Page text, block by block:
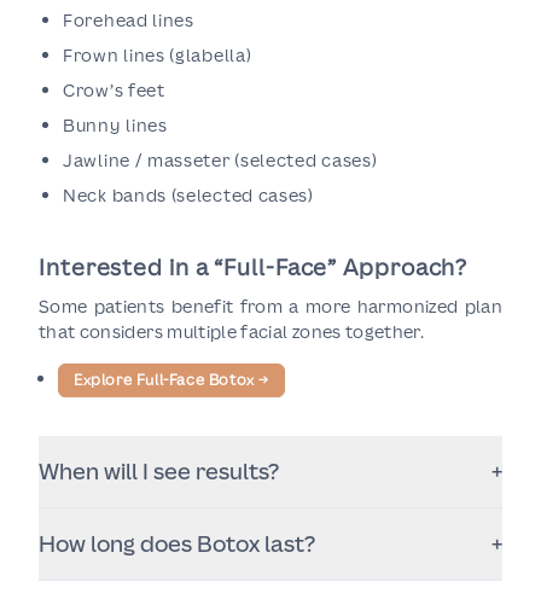
Forehead lines
Frown lines (glabella)
Crow’s feet
Bunny lines
Jawline / masseter (selected cases)
Neck bands (selected cases)
Interested in a “Full-Face” Approach?
Some patients benefit from a more harmonized plan
that considers multiple facial zones together.
Explore Full-Face Botox→
When will I see results? +
days, with full effect typically within 10–14 days.
How long does Botox last? +